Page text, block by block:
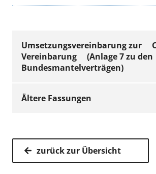
Umsetzungsvereinbarungzur
Vereinbarung
(Anlage 7 zu den
Bundesmantelverträgen)
barung zur
Onkologie-
Ältere Fassungen
VERTRÄGE
zurück zur Übersicht